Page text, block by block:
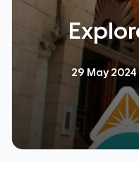
29 May 2024